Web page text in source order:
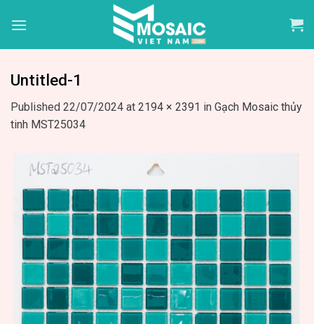
Untitled-1
Published 22/07/2024 at 2194 × 2391 in Gạch Mosaic thủy
tinh MST25034